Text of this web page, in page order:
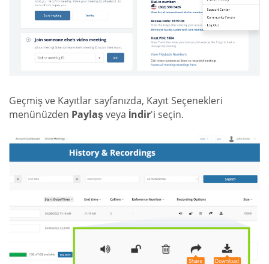
Geçmiş ve Kayıtlar sayfanızda, Kayıt Seçenekleri
menünüzden Paylaşveya İndir'i seçin.